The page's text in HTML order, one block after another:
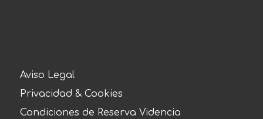
Aviso Legal
Privacidad & Cookies
Condiciones de Reserva Videncia